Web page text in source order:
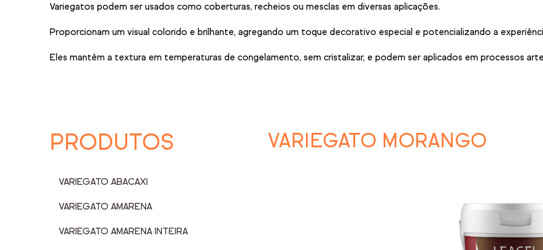
Variegatos podem ser usados como coberturas, recheios ou mesclas em diversas aplicações.
Proporcionam um visual colorido e brilhante, agregando um toque decorativo especial e potencializando a
Eles mantêm a textura em temperaturas de congelamento, sem cristalizar, e podem ser aplicados em processos
PRODUTOS
VARIEGATO ABACAXI
VARIEGATO AMARENA
VARIEGATO AMARENA INTEIRA
VARIEGATO MORANGO